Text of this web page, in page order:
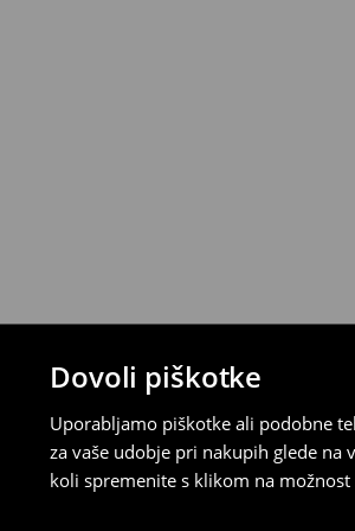
Dovoli piškotke
Uporabljamo piškotke ali podobne
za vaše udobje pri nakupih glede
koli spremenite s klikom na